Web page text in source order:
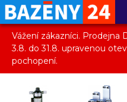
Vážení zákazníci.
3.8. do 31.8. upravenou
pochopení.